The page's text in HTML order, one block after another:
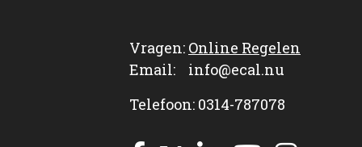
Vragen: Online Regelen
Email: info@ecal.nu
Telefoon: 0314-787078